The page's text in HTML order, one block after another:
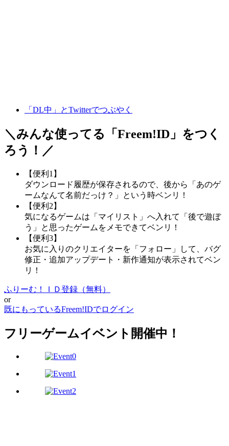
「DL中」とTwitterでつぶやく
＼みんな使ってる「 Freem!ID 」をつく
ろう！／
【便利1】
ダウンロード履歴が保存されるので、後から「あのゲ
ームなんて名前だっけ？」という時ベンリ！
【便利2】
気になるゲームは「マイリスト」へ入れて「後で遊ぼ
う」と思ったゲームをメモできてベンリ！
【便利3】
お気に入りのクリエイターを「フォロー」して、バグ
修正・追加アップデート・新作通知が表示されてベン
リ！
ふりーむ！ＩＤ登録（無料）
or
既にもっているFreem!IDでログイン
フリーゲームイベント開催中！